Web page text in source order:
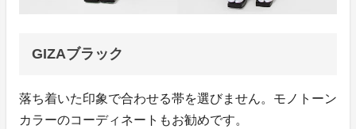
GIZAブラック
落ち着いた印象で合わせる帯を選びません。モノトーン
カラーのコーディネートもお勧めです。